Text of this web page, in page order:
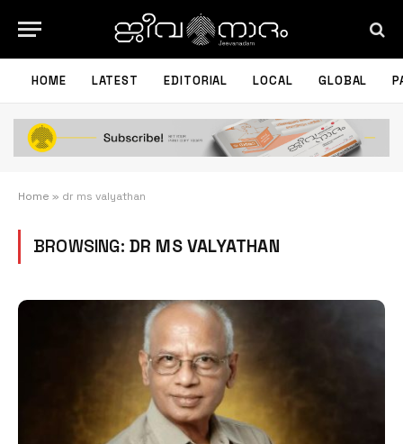
HOME LATEST EDITORIAL LOCAL GLOBAL
Home » dr ms valyathan
BROWSING: DR MS VALYATHAN